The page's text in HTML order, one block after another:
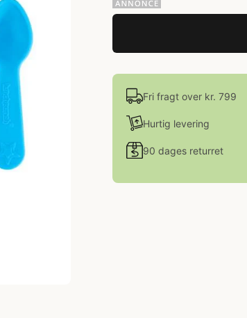
Fri fragt over kr. 799
Hurtig levering
90 dages returret